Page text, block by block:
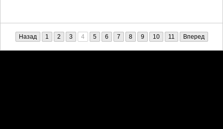
Назад 1 2 3 4 5 6 7 8 9 10 11 Вперед